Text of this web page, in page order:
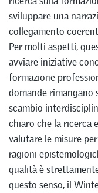
sviluppare una
collegamento
Per molti aspetti,
avviare iniziative
formazione
domande rimangano
scambio
chiaro che la ricerca
valutare le misure
ragioni
qualità è
questo senso, il